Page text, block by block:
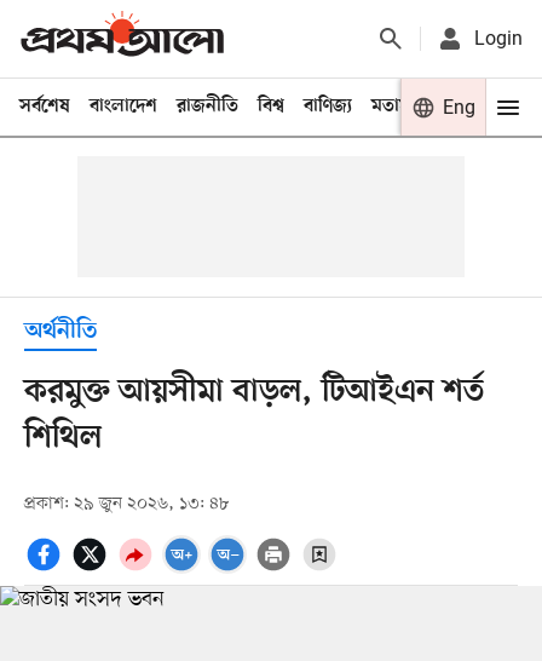
Login
সর্বশেষ বাংলাদেশ রাজনীতি বিশ্ব বাণিজ্য মতামত খেলা
Eng
অর্থনীতি
করমুক্ত আয়সীমা বাড়ল, টিআইএন শর্ত
শিথিল
প্রকাশ: ২৯ জুন ২০২৬, ১৩: ৪৮